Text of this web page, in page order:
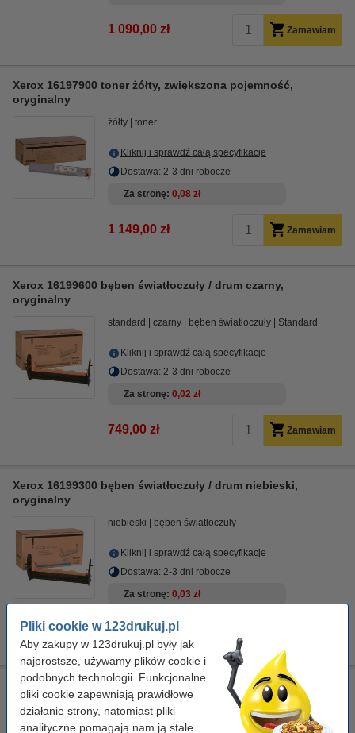
Pliki cookie w 123drukuj.pl
Aby zakupy w 123drukuj.pl były jak
najprostsze, używamy plików cookie i
podobnych technologii. Funkcjonalne
pliki cookie zapewniają prawidłowe
działanie strony, natomiast pliki
analityczne pomagają nam ją stale
1 090,00 zł Zamawiam
Xerox 16197900 toner żółty, zwiększona pojemność,
oryginalny
żółty toner
Kliknij i sprawdź całą specyfikacje
Dostawa: 2-3 dni robocze
Za stronę 0,08 zł
1 149,00 zł Zamawiam
Xerox 16199600 bęben światłoczuły / drum czarny,
oryginalny
standard czarny bęben światłoczuły Standard
Kliknij i sprawdź całą specyfikacje
Dostawa: 2-3 dni robocze
Za stronę 0,02 zł
749,00 zł Zamawiam
Xerox 16199300 bęben światłoczuły / drum niebieski,
oryginalny
niebieski bęben światłoczuły
Kliknij i sprawdź całą specyfikacje
Dostawa: 2-3 dni robocze
Za stronę 0,03 zł
999,00 zł
Xerox 16199400 bęben światłoczuły / drum czerwony,
oryginalny
czerwony bęben światłoczuły